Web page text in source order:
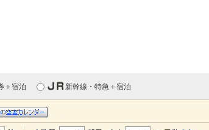
＋宿泊 新幹線・特急＋宿泊